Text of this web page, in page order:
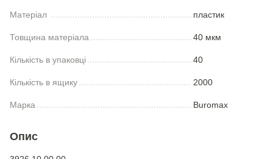
Матеріал пластик
Товщина матеріала 40 мкм
Кількість в упаковці 40
Кількість в ящику 2000
Марка Buromax
Опис